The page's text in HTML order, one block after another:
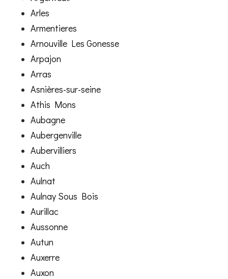
Arles
Armentieres
Arnouville Les Gonesse
Arpajon
Arras
Asnières-sur-seine
Athis Mons
Aubagne
Aubergenville
Aubervilliers
Auch
Aulnat
Aulnay Sous Bois
Aurillac
Aussonne
Autun
Auxerre
Auxon